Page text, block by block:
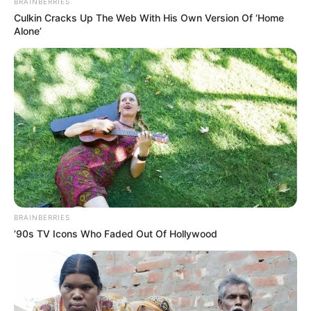
Il revient en forme après un passage à vide. Moins à
l’aise en début d’année, il retrouve Vincennes avec
mais il reste compétitif pour un accessit.
GOUROU (7)
Ses dernières performances sont discrètes, mais il
vient de bien courir sur ce tracé. Son entourage
insiste avec raison. S’il trouve un parcours limpide,
il peut faire afficher une très grosse cote à l’arrivée.
HORS SAISON (11)
Elle n’a pas brillé cette année, mais elle retrouve
Franck Nivard. Son potentiel n’est pas négligeable.
En pleine possession de ses moyens, elle dispose des
ressources pour créer la sensation.
BRAINBERRIES
Culkin Cracks Up The Web With His Own Version Of ‘Home
Alone’
BRAINBERRIES
’90s TV Icons Who Faded Out Of Hollywood